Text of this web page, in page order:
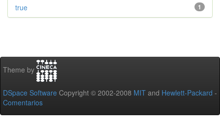
1
true
Theme by
DSpace Software Copyright © 2002-2008 MIT and Hewlett-Packard -
Comentarios